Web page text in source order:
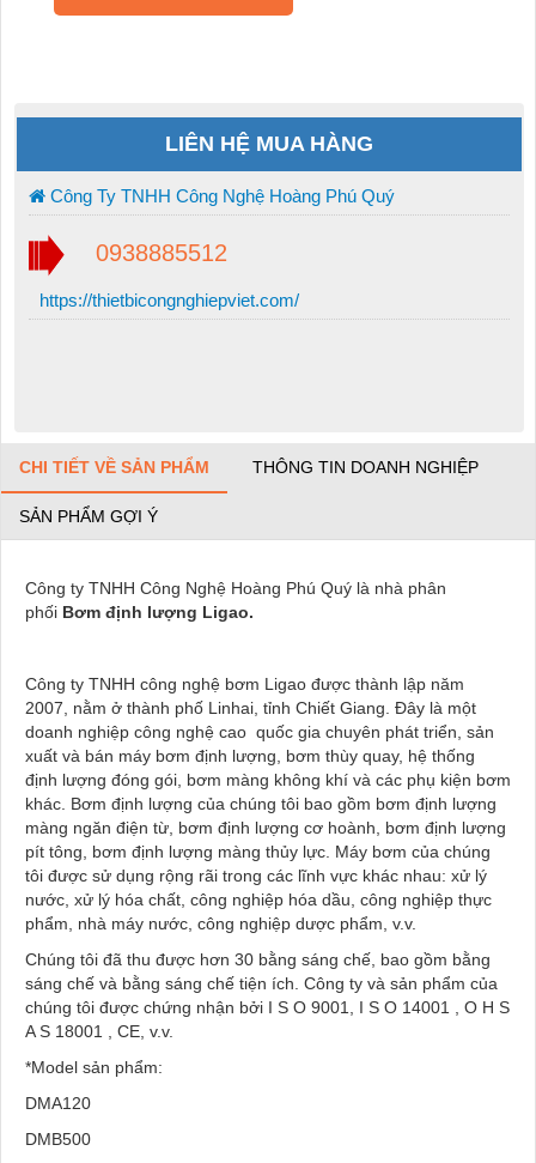
LIÊN HỆ MUA HÀNG
Công Ty TNHH Công Nghệ Hoàng Phú Quý
0938885512
https://thietbicongnghiepviet.com/
CHI TIẾT VỀ SẢN PHẨM THÔNG TIN DOANH NGHIỆP
SẢN PHẨM GỢI Ý
Công ty TNHH Công Nghệ Hoàng Phú Quý là nhà phân
phối Bơm định lượng Ligao.
Công ty TNHH công nghệ bơm Ligao được thành lập năm
2007, nằm ở thành phố Linhai, tỉnh Chiết Giang. Đây là một
doanh nghiệp công nghệ cao quốc gia chuyên phát triển, sản
xuất và bán máy bơm định lượng, bơm thùy quay, hệ thống
định lượng đóng gói, bơm màng không khí và các phụ kiện bơm
khác. Bơm định lượng của chúng tôi bao gồm bơm định lượng
màng ngăn điện từ, bơm định lượng cơ hoành, bơm định lượng
pít tông, bơm định lượng màng thủy lực. Máy bơm của chúng
tôi được sử dụng rộng rãi trong các lĩnh vực khác nhau: xử lý
nước, xử lý hóa chất, công nghiệp hóa dầu, công nghiệp thực
phẩm, nhà máy nước, công nghiệp dược phẩm, v.v.
Chúng tôi đã thu được hơn 30 bằng sáng chế, bao gồm bằng
sáng chế và bằng sáng chế tiện ích. Công ty và sản phẩm của
chúng tôi được chứng nhận bởi I S O 9001, I S O 14001 , O H S
A S 18001 , CE, v.v.
*Model sản phẩm:
DMA120
DMB500